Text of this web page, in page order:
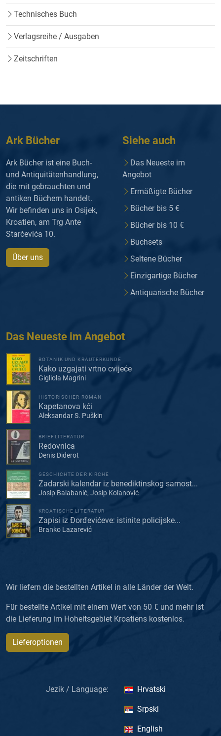
Technisches Buch
Verlagsreihe / Ausgaben
Zeitschriften
Ark Bücher
Ark Bücher ist eine Buch-
und Antiquitätenhandlung,
die mit gebrauchten und
antiken Büchern handelt.
Wir befinden uns in Osijek,
Kroatien, am Trg Ante
Starčevića 10.
Über uns
Siehe auch
Das Neueste im
Angebot
Ermäßigte Bücher
Bücher bis 5 €
Bücher bis 10 €
Buchsets
Seltene Bücher
Einzigartige Bücher
Antiquarische Bücher
Das Neueste im Angebot
BOTANIK UND KRÄUTERKUNDE
Kako uzgajati vrtno cvijeće
Gigliola Magrini
HISTORISCHER ROMAN
Kapetanova kći
Aleksandar S. Puškin
BRIEFLITERATUR
Redovnica
Denis Diderot
GESCHICHTE DER KIRCHE
Zadarski kalendar iz benediktinskog samost...
Josip Balabanić, Josip Kolanović
KROATISCHE LITERATUR
Zapisi iz Đorđevićeve: istinite policijske...
Branko Lazarević
Wir liefern die bestellten Artikel in alle Länder der Welt.
Für bestellte Artikel mit einem Wert von 50 € und mehr ist
die Lieferung im Hoheitsgebiet Kroatiens kostenlos.
Lieferoptionen
Jezik / Language: Hrvatski
Srpski
English